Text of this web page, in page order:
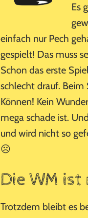
Es
einfach nur Pech
gespielt! Das muss
Schon das erste
schlecht drauf. Beim
Können! Kein
mega schade ist.
und wird nicht so
☹
Die WM
Trotzdem bleibt es